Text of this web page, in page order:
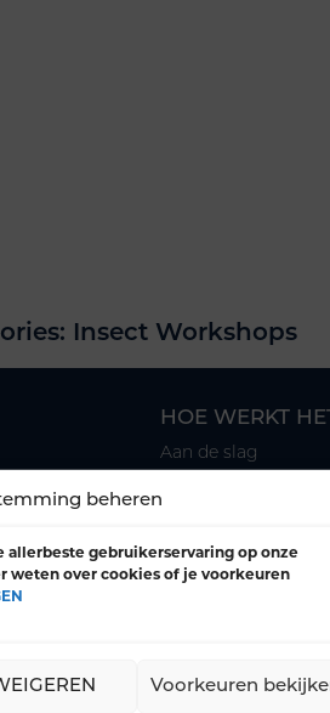
beheren
gebruikerservaring op onze
weten over cookies of je voorkeuren
Voorkeuren
Insect Workshops
HOE WERKT
Aan de slag
Aanbod